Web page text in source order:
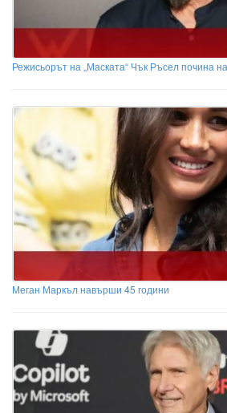
Режисьорът на „Маската“ Чък Ръсел почина
Меган Маркъл навърши 45 години